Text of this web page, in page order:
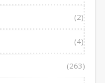
(2)
(4)
(263)